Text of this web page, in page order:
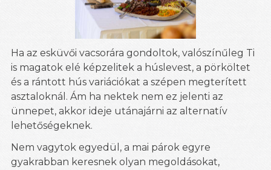
Ha az esküvői vacsorára gondoltok, valószínűleg Ti
is magatok elé képzelitek a húslevest, a pörköltet
és a rántott hús variációkat a szépen megterített
asztaloknál. Ám ha nektek nem ez jelenti az
ünnepet, akkor ideje utánajárni az alternatív
lehetőségeknek.
Nem vagytok egyedül, a mai párok egyre
gyakrabban keresnek olyan megoldásokat,